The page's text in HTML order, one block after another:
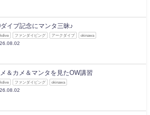
イブ記念にマンタ三昧♪
ファンダイビング アークダイブ okinawa
＆カメ＆マンタを見たOW講習
ファンダイビング okinawa